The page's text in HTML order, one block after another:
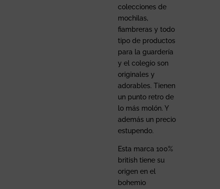
colecciones de
mochilas,
fiambreras y todo
tipo de productos
para la guardería
y el colegio son
originales y
adorables. Tienen
un punto retro de
lo más molón. Y
además un precio
estupendo.
Esta marca 100%
british tiene su
origen en el
bohemio